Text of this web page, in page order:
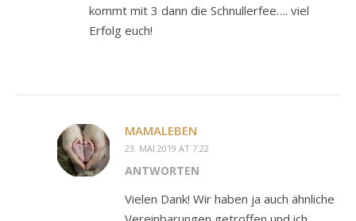
kommt mit 3 dann die Schnullerfee…. viel
Erfolg euch!
MAMALEBEN
23. MAI 2019 AT 7:22
ANTWORTEN
Vielen Dank! Wir haben ja auch ähnliche